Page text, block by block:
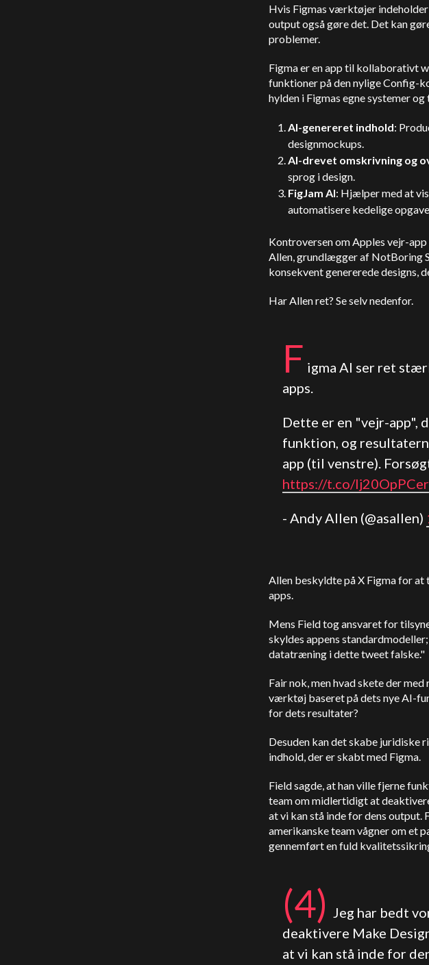
Hvis Figmas værktøjer
output også gøre det. Det kan
problemer.
Figma er en app til kollaborativt
funktioner på den nylige Config-
hylden i Figmas egne systemer
AI-genereret indhold:
designmockups.
AI-drevet omskrivning og
sprog i design.
FigJam AI: Hjælper med at
automatisere kedelige
Kontroversen om Apples vejr-
Allen, grundlægger af NotBoring
konsekvent genererede designs,
Har Allen ret? Se selv nedenfor.
F igma AI ser ret
apps.
Dette er en "vejr-app",
funktion, og
app (til venstre).
https://t.co/Ij20OpPCer
- Andy Allen (@asallen)
Allen beskyldte på X Figma for
apps.
Mens Field tog ansvaret for
skyldes appens
datatræning i dette tweet falske."
Fair nok, men hvad skete der
værktøj baseret på dets nye AI-
for dets resultater?
Desuden kan det skabe juridiske
indhold, der er skabt med Figma.
Field sagde, at han ville fjerne
team om midlertidigt at
at vi kan stå inde for dens output.
amerikanske team vågner om et
gennemført en fuld
(4) Jeg har bedt
deaktivere Make
at vi kan stå inde for